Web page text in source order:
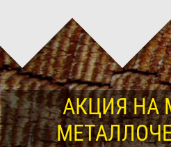
АКЦИЯ НА